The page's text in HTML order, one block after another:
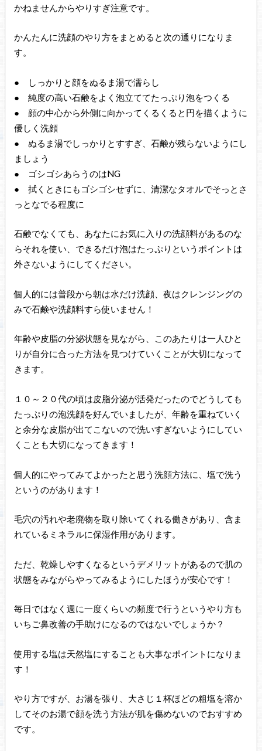
かねませんからやりすぎ注意です。
かんたんに洗顔のやり方をまとめると次の通りになりま
す。
● しっかりと顔をぬるま湯で濡らし
● 純度の高い石鹸をよく泡立ててたっぷり泡をつくる
● 顔の中心から外側に向かってくるくると円を描くように
優しく洗顔
● ぬるま湯でしっかりとすすぎ、石鹸が残らないようにし
ましょう
● ゴシゴシあらうのはNG
● 拭くときにもゴシゴシせずに、清潔なタオルでそっとさ
っとなでる程度に
石鹸でなくても、あなたにお気に入りの洗顔料があるのな
らそれを使い、できるだけ泡はたっぷりというポイントは
外さないようにしてください。
個人的には普段から朝は水だけ洗顔、夜はクレンジングの
みで石鹸や洗顔料すら使いません！
年齢や皮脂の分泌状態を見ながら、このあたりは一人ひと
りが自分に合った方法を見つけていくことが大切になって
きます。
１０～２０代の頃は皮脂分泌が活発だったのでどうしても
たっぷりの泡洗顔を好んでいましたが、年齢を重ねていく
と余分な皮脂が出てこないので洗いすぎないようにしてい
くことも大切になってきます！
個人的にやってみてよかったと思う洗顔方法に、塩で洗う
というのがあります！
毛穴の汚れや老廃物を取り除いてくれる働きがあり、含ま
れているミネラルに保湿作用があります。
ただ、乾燥しやすくなるというデメリットがあるので肌の
状態をみながらやってみるようにしたほうが安心です！
毎日ではなく週に一度くらいの頻度で行うというやり方も
いちご鼻改善の手助けになるのではないでしょうか？
使用する塩は天然塩にすることも大事なポイントになりま
す！
やり方ですが、お湯を張り、大さじ１杯ほどの粗塩を溶か
してそのお湯で顔を洗う方法が肌を傷めないのでおすすめ
です。